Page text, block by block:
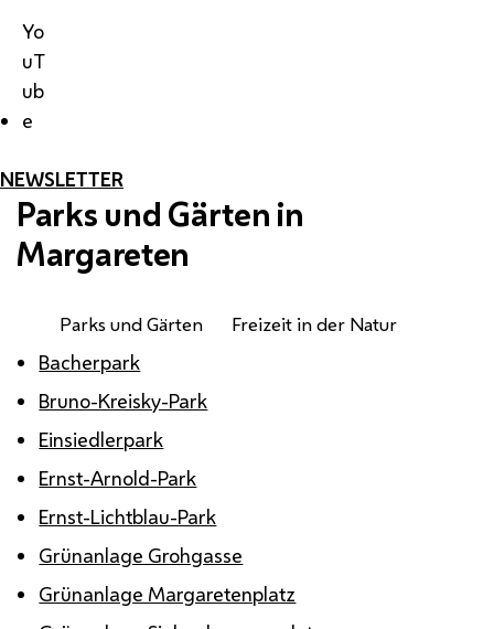
Yo
uT
ub
e
NEWSLETTER
Parks und Gärten in
Margareten
Parks und Gärten Freizeit in der Natur
Bacherpark
Bruno-Kreisky-Park
Einsiedlerpark
Ernst-Arnold-Park
Ernst-Lichtblau-Park
Grünanlage Grohgasse
Grünanlage Margaretenplatz